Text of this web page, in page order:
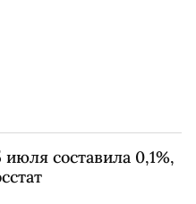
составила 0,1%,